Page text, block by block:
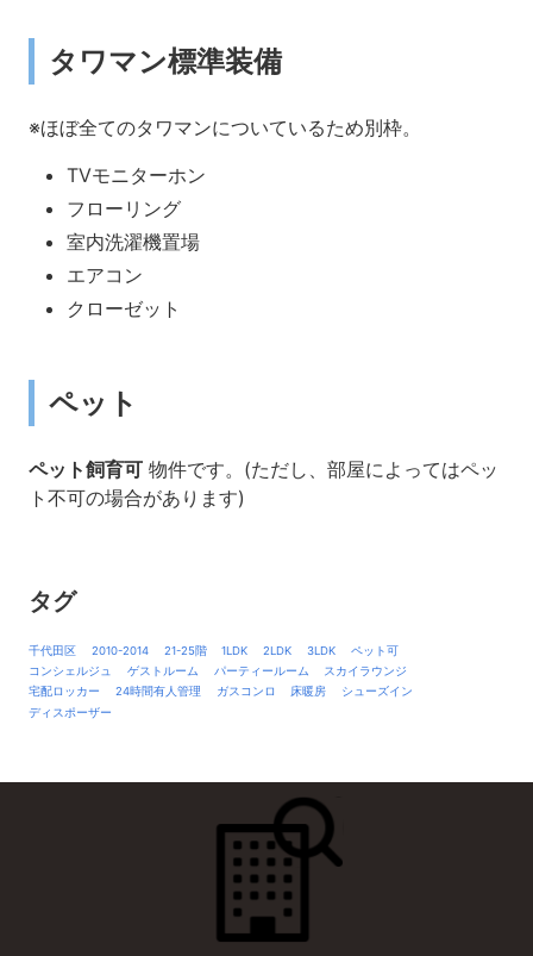
タワマン標準装備
※ほぼ全てのタワマンについているため別枠。
TVモニターホン
フローリング
室内洗濯機置場
エアコン
クローゼット
ペット
ペット飼育可 物件です。(ただし、部屋によってはペッ
ト不可の場合があります)
タグ
千代田区 2010-2014 21-25階 1LDK 2LDK 3LDK
ペット可
コンシェルジュ
ゲストルーム パーティールーム
スカイラウンジ
宅配ロッカー
24時間有人管理 ガスコンロ 床暖房
シューズイン
ディスポーザー